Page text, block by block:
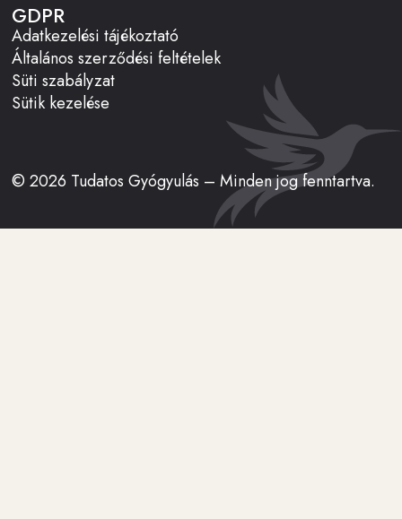
GDPR
Adatkezelési tájékoztató
Általános szerződési feltételek
Süti szabályzat
Sütik kezelése
© 2026 Tudatos Gyógyulás – Minden jog fenntartva.